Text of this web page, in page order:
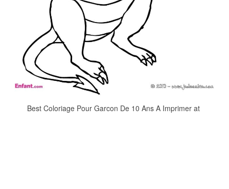
Best Coloriage Pour Garcon De 10 Ans A Imprimer at